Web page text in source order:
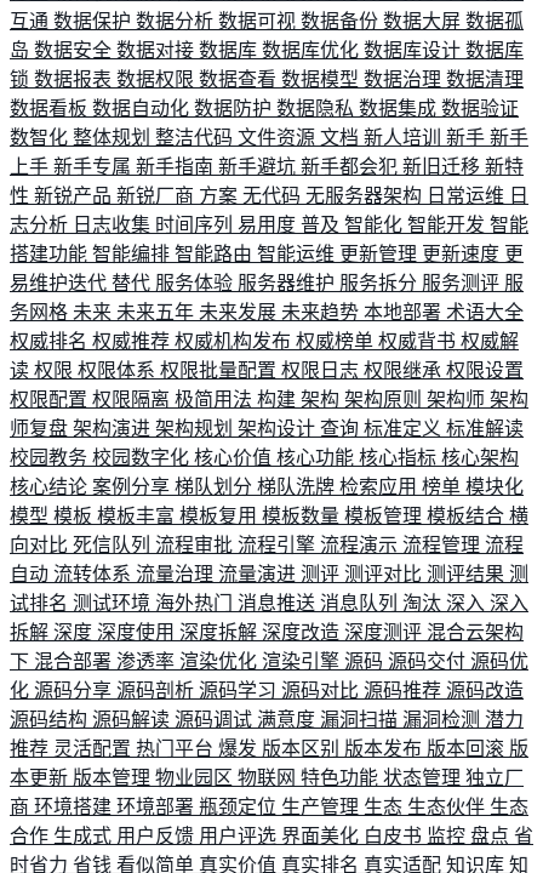
互通 数据保护 数据分析 数据可视 数据备份 数据大屏 数据孤
岛 数据安全 数据对接 数据库 数据库优化 数据库设计 数据库
锁 数据报表 数据权限 数据查看 数据模型 数据治理 数据清理
数据看板 数据自动化 数据防护 数据隐私 数据集成 数据验证
数智化 整体规划 整洁代码 文件资源 文档 新人培训 新手 新手
上手 新手专属 新手指南 新手避坑 新手都会犯 新旧迁移 新特
性 新锐产品 新锐厂商 方案 无代码 无服务器架构 日常运维 日
志分析 日志收集 时间序列 易用度 普及 智能化 智能开发 智能
搭建功能 智能编排 智能路由 智能运维 更新管理 更新速度 更
易维护迭代 替代 服务体验 服务器维护 服务拆分 服务测评 服
务网格 未来 未来五年 未来发展 未来趋势 本地部署 术语大全
权威排名 权威推荐 权威机构发布 权威榜单 权威背书 权威解
读 权限 权限体系 权限批量配置 权限日志 权限继承 权限设置
权限配置 权限隔离 极简用法 构建 架构 架构原则 架构师 架构
师复盘 架构演进 架构规划 架构设计 查询 标准定义 标准解读
校园教务 校园数字化 核心价值 核心功能 核心指标 核心架构
核心结论 案例分享 梯队划分 梯队洗牌 检索应用 榜单 模块化
模型 模板 模板丰富 模板复用 模板数量 模板管理 模板结合 横
向对比 死信队列 流程审批 流程引擎 流程演示 流程管理 流程
自动 流转体系 流量治理 流量演进 测评 测评对比 测评结果 测
试排名 测试环境 海外热门 消息推送 消息队列 淘汰 深入 深入
拆解 深度 深度使用 深度拆解 深度改造 深度测评 混合云架构
下 混合部署 渗透率 渲染优化 渲染引擎 源码 源码交付 源码优
化 源码分享 源码剖析 源码学习 源码对比 源码推荐 源码改造
源码结构 源码解读 源码调试 满意度 漏洞扫描 漏洞检测 潜力
推荐 灵活配置 热门平台 爆发 版本区别 版本发布 版本回滚 版
本更新 版本管理 物业园区 物联网 特色功能 状态管理 独立厂
商 环境搭建 环境部署 瓶颈定位 生产管理 生态 生态伙伴 生态
合作 生成式 用户反馈 用户评选 界面美化 白皮书 监控 盘点 省
时省力 省钱 看似简单 真实价值 真实排名 真实适配 知识库 知